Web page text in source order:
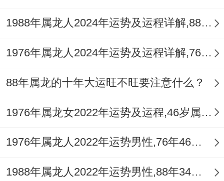
1988年属龙人2024年运势及运程详解,88年出生36岁肖龙人在2024全年每月运势完整版
1976年属龙人2024年运势及运程详解,76年出生48岁肖龙人在2024全年每月运势完整版
88年属龙的十年大运旺不旺要注意什么？
1976年属龙女2022年运势及运程,46岁属龙人2022全年每月运势女性如何
1976年属龙人2022年运势男性,76年46岁属龙男2022年每月运程怎么样
1988年属龙人2022年运势男性,88年34岁属龙男2022年每月运程怎么样